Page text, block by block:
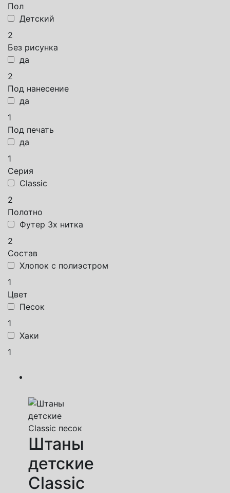
Пол
Детский
2
Без рисунка
да
2
Под нанесение
да
1
Под печать
да
1
Серия
Classic
2
Полотно
Футер 3х нитка
2
Состав
Хлопок с полиэстром
1
Цвет
Песок
1
Хаки
1
Штаны
детские
Classic